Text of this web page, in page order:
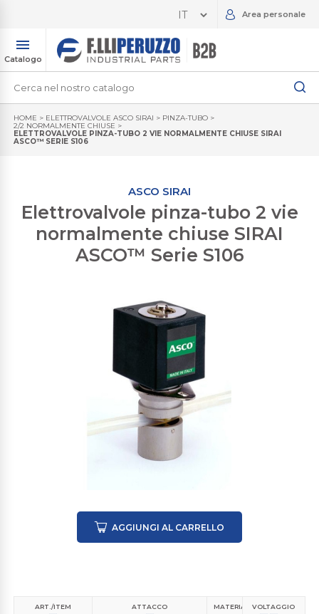
Area personale
Catalogo
HOME > ELETTROVALVOLE ASCO SIRAI > PINZA-TUBO >
2/2 NORMALMENTE CHIUSE >
ELETTROVALVOLE PINZA-TUBO 2 VIE NORMALMENTE CHIUSE SIRAI
ASCO™ SERIE S106
ASCO SIRAI
Elettrovalvole pinza-tubo 2 vie
normalmente chiuse SIRAI
ASCO™ Serie S106
AGGIUNGI AL CARRELLO
ART./ITEM ATTACCO MATERIALE CORPO VALVOLA
VOLTAGGIO